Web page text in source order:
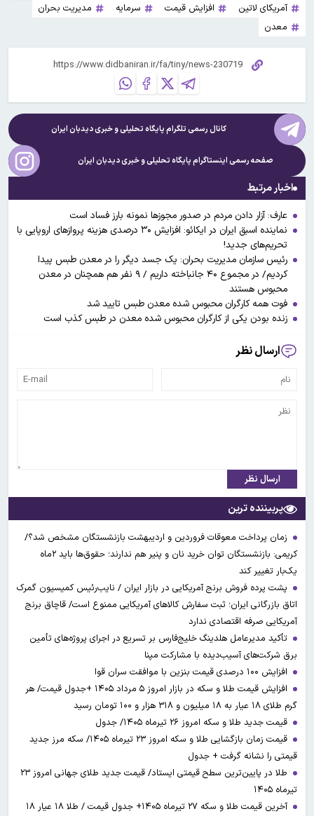
آمریکای لاتین افزایش قیمت سرمایه
مدیریت بحران
معدن
کانال رسمی تلگرام پایگاه تحلیلی و خبریدیدبان ایران
صفحه رسمی اینستاگرام پایگاه تحلیلی و خبریدیدبان ایران
اخبار مرتبط
عارف: آزار دادن مردم در صدور مجوزها نمونه بارز فساد است
نماینده اسبق ایران در ایکائو: افزایش ۳۰ درصدی هزینه پروازهای اروپایی با
تحریم‌های جدید!
رئیس سازمان مدیریت بحران: یک جسد دیگر را در معدن طبس پیدا
کردیم/ در مجموع ۴۰ جانباخته داریم / ۹ نفر هم همچنان در معدن
محبوس هستند
فوت همه کارگران محبوس شده معدن طبس تایید شد
زنده بودن یکی از کارگران محبوس شده معدن در طبس کذب است
ارسال نظر
ارسال نظر
پربیننده ترین
زمان پرداخت معوقات فروردین و اردیبهشت بازنشستگان مشخص شد؟/
کریمی: بازنشستگان توان خرید نان و پنیر هم ندارند؛ حقوق‌ها باید ۲ماه
یک‌بار تغییر کند
پشت پرده فروش برنج آمریکایی در بازار ایران / نایب‌رئیس کمیسیون گمرک
اتاق بازرگانی ایران؛ ثبت سفارش کالاهای آمریکایی ممنوع است/ قاچاق برنج
آمریکایی صرفه اقتصادی ندارد
تأکید مدیرعامل هلدینگ خلیج‌فارس بر تسریع در اجرای پروژه‌های تأمین
برق شرکت‌های آسیب‌دیده با مشارکت مپنا
افزایش ۱۰۰ درصدی قیمت بنزین با موافقت سران قوا
افزایش قیمت طلا و سکه در بازار امروز ۵ مرداد ۱۴۰۵ +جدول قیمت/ هر
گرم طلای ۱۸ عیار به ۱۸ میلیون و ۳۱۸ هزار و ۱۰۰ تومان رسید
قیمت جدید طلا و سکه امروز ۲۶ تیرماه ۱۴۰۵/ جدول
قیمت زمان بازگشایی طلا و سکه امروز ۲۳ تیرماه ۱۴۰۵/ سکه مرز جدید
قیمتی را نشانه گرفت + جدول
طلا در پایین‌ترین سطح قیمتی ایستاد/ قیمت جدید طلای جهانی امروز ۲۳
تیرماه ۱۴۰۵
آخرین قیمت طلا و سکه ۲۷ تیرماه ۱۴۰۵+ جدول قیمت / طلا ۱۸ عیار ۱۸